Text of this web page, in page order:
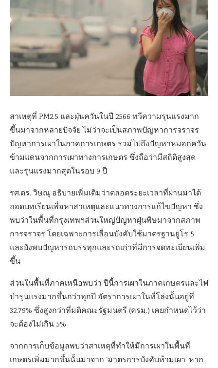
สาเหตุที่ PM2.5 และฝุ่นควันในปี 2566 ทวีความรุนแรงมาก
ขึ้นมาจากหลายปัจจัย ไม่ว่าจะเป็นสภาพปัญหาการจราจร
ปัญหาการเผาในภาคการเกษตร รวมไปถึงปัญหาหมอกควัน
ข้ามแดนจากการเผาทางการเกษตร ซึ่งถือว่ามีสถิติสูงสุด
และรุนแรงมากสุดในรอบ 9 ปี
รศ.ดร. วิษณุ อธิบายเพิ่มเติมว่าตลอดระยะเวลาที่ผ่านมาได้
ถอดบทเรียนเพื่อหาสาเหตุและแนวทางการแก้ไขปัญหา ซึ่ง
พบว่าในพื้นที่กรุงเทพฯส่วนใหญ่ปัญหาฝุ่นพิษมาจากสภาพ
การจราจร โดยเฉพาะการเลื่อนบังคับใช้มาตรฐานยูโร 5
และยังพบปัญหารถบรรทุกและรถเก่าที่มีการจดทะเบียนเพิ่ม
ขึ้น
ส่วนในพื้นที่ภาคเหนือพบว่า ปีนี้การเผาในภาคเกษตรและไฟ
ป่ารุนแรงมากขึ้นกว่าทุกปี อัตราการเผาในที่โล่งนั้นอยู่ที่
32.79% ซึ่งสูงกว่าที่มติคณะรัฐมนตรี (ครม.) เคยกำหนดไว้ว่า
จะต้องไม่เกิน 5%
จากการเก็บข้อมูลพบว่าสาเหตุที่ทำให้มีการเผาในพื้นที่
เกษตรเพิ่มมากขึ้นนั้นมาจาก ‘มาตรการบังคับห้ามเผา’ หาก